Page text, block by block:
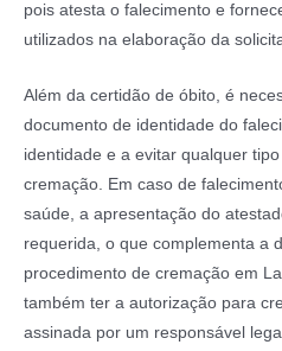
pois atesta o falecimento e
utilizados na elaboração da
Além da certidão de óbito, é
documento de identidade do
identidade e a evitar qualquer
cremação. Em caso de
saúde, a apresentação do
requerida, o que complementa a
procedimento de cremação em
também ter a autorização para
assinada por um responsável